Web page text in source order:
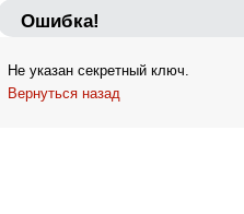
Ошибка!
Не указан секретный ключ.
Вернуться назад